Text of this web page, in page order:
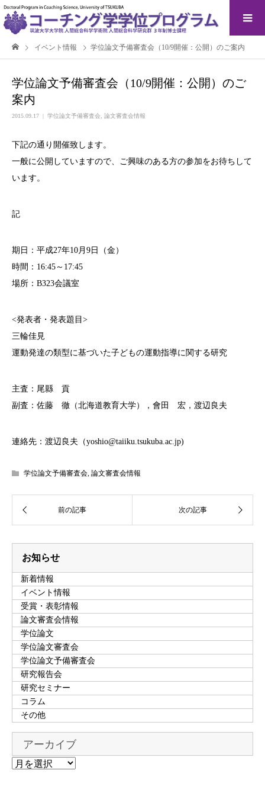
イベント情報 学位論文予備審査会（10/9開催：公開）のご案内
学位論文予備審査会（10/9開催：公開）のご
案内
2015.09.17 学位論文予備審査会 論文審査会情報
下記の通り開催致します。
一般に公開していますので、ご興味のある方の参加をお待ちして
います。
記
期日：平成27年10月9日（金）
時間：16:45～17:45
場所：B323会議室
<発表者・発表題目>
三輪佳見
運動発達の類型に基づいた子どもの運動指導に関する研究
主査：尾縣 貢
副査：佐藤 徹（北海道教育大学），會田 宏，渡辺良夫
連絡先：渡辺良夫（yoshio@taiiku.tsukuba.ac.jp)
学位論文予備審査会, 論文審査会情報
お知らせ
新着情報
イベント情報
受賞・表彰情報
論文審査会情報
学位論文
学位論文審査会
学位論文予備審査会
研究報告会
研究セミナー
コラム
その他
アーカイブ
ア